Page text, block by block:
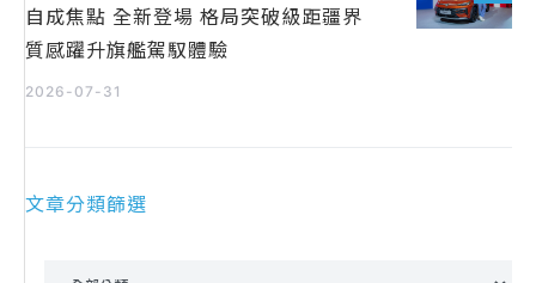
自成焦點 全新登場 格局突破級距疆界
質感躍升旗艦駕馭體驗
2026-07-31
文章分類篩選